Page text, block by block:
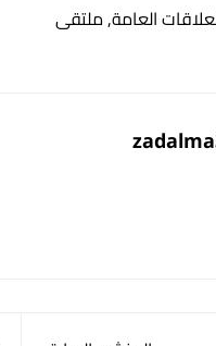
العامة,ملتقى